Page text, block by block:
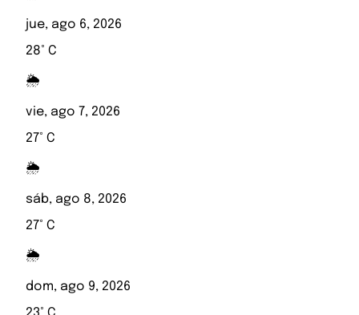
jue, ago 6, 2026
28° C
🌦️
vie, ago 7, 2026
27° C
🌦️
sáb, ago 8, 2026
27° C
🌦️
dom, ago 9, 2026